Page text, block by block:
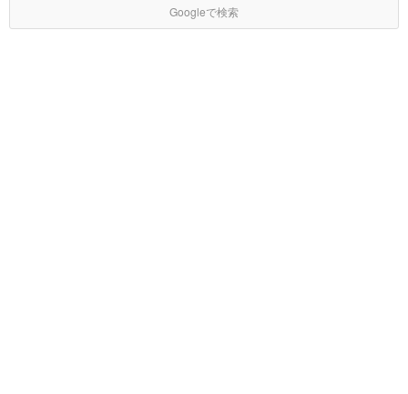
Googleで検索